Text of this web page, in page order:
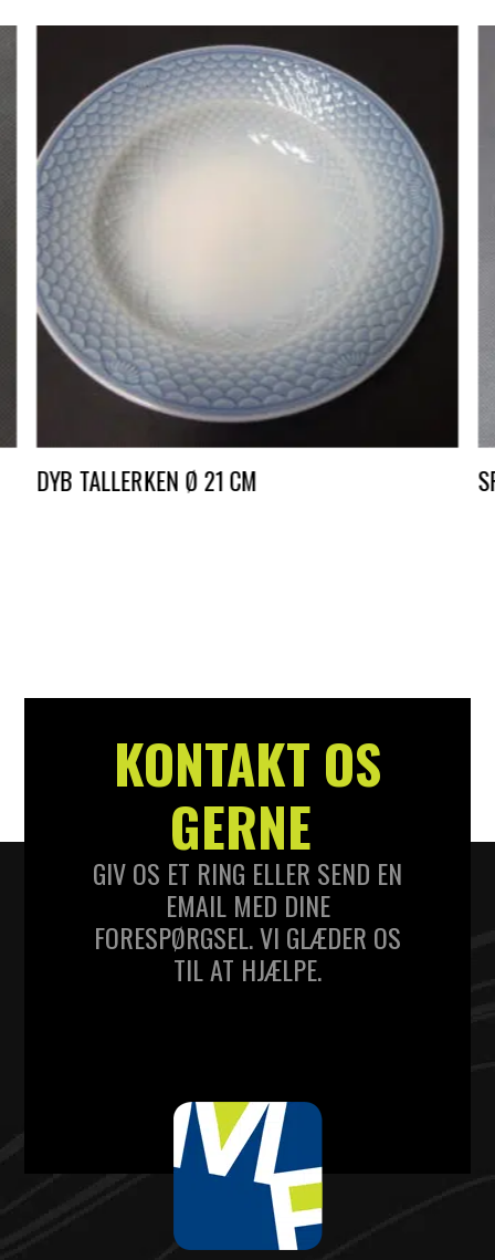
DYB TALLERKEN Ø 21 CM
KONTAKT OS
GERNE
GIV OS ET RING ELLER SEND EN
EMAIL MED DINE
FORESPØRGSEL. VI GLÆDER OS
TIL AT HJÆLPE.